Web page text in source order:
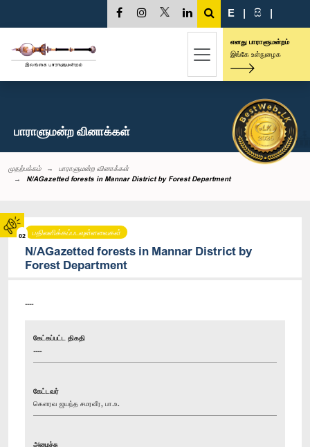
02
E | සි |
எனது பாராளுமன்றம்
இங்கே உள்நுழைக
பாராளுமன்ற வினாக்கள்
முதற்பக்கம்
பாராளுமன்ற வினாக்கள்
N/AGazetted forests in Mannar District by Forest Department
பதிலளிக்கப்படவுள்ளவைகள்
N/AGazetted forests in Mannar District by
Forest Department
----
கேட்கப்பட்ட திகதி
----
கேட்டவர்
கௌரவ ஜயந்த சமரவீர, பா.உ.
அமைச்சு